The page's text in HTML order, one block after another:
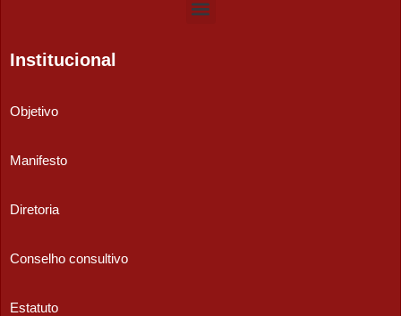
Institucional
Objetivo
Manifesto
Diretoria
Conselho consultivo
Estatuto